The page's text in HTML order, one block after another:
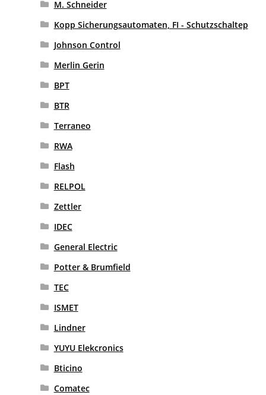
M. Schneider
Kopp Sicherungsautomaten, FI - Schutzschaltep
Johnson Control
Merlin Gerin
BPT
BTR
Terraneo
RWA
Flash
RELPOL
Zettler
IDEC
General Electric
Potter & Brumfield
TEC
ISMET
Lindner
YUYU Elekcronics
Bticino
Comatec